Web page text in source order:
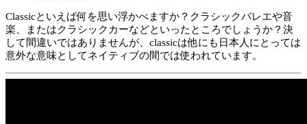
Classicといえば何を思い浮かべますか？クラシックバレエや音
楽、またはクラシックカーなどといったところでしょうか？決
して間違いではありませんが、classicは他にも日本人にとっては
意外な意味としてネイティブの間では使われています。